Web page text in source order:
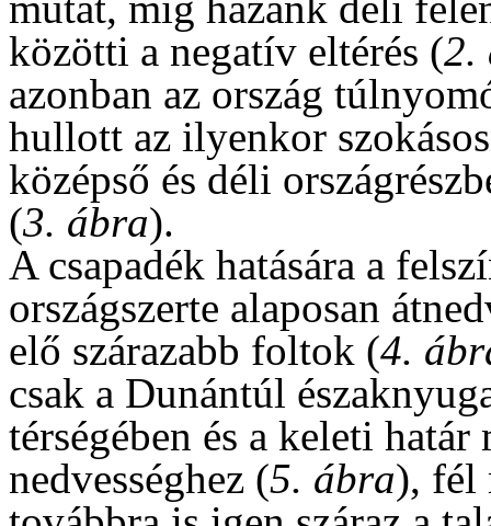
közötti a negatív eltérés (2.
azonban az ország
hullott az ilyenkor
középső és déli
(3. ábra).
A csapadék hatására a
országszerte alaposan
elő szárazabb foltok (4.
csak a Dunántúl
térségében és a keleti
nedvességhez (5. ábra), fél